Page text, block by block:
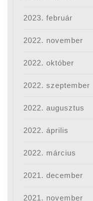
2023. február
2022. november
2022. október
2022. szeptember
2022. augusztus
2022. április
2022. március
2021. december
2021. november